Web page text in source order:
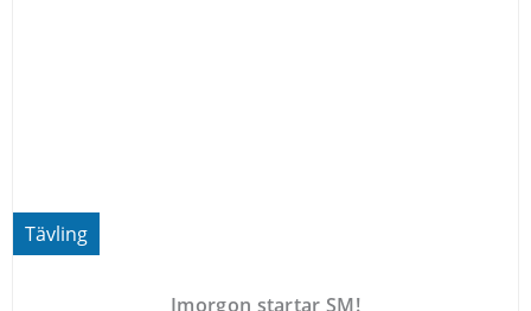
Tävling
Imorgon startar SM!